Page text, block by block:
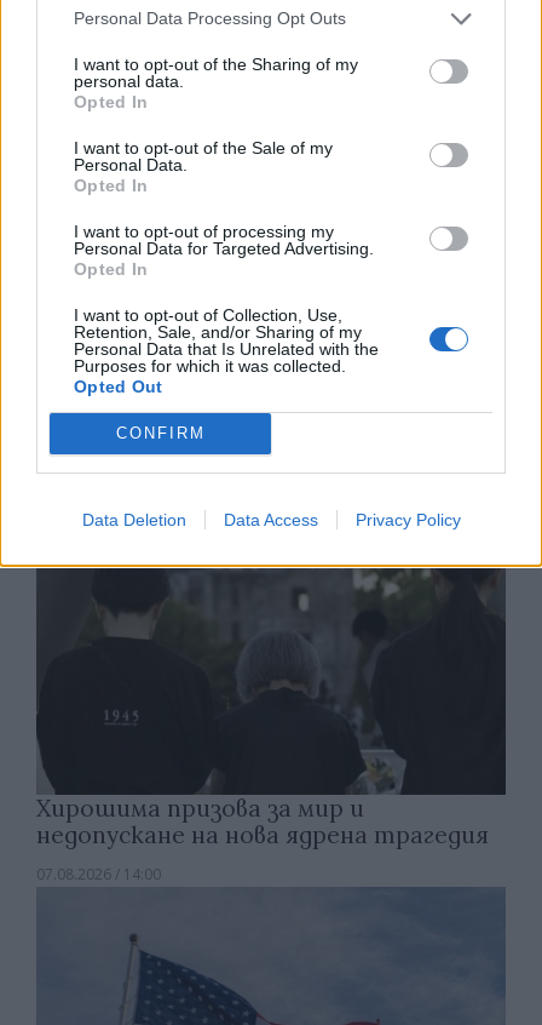
Personal Data Processing Opt Outs
I want to opt-out of the Sharing of my
personal data.
Opted In
I want to opt-out of the Sale of my
Personal Data.
Opted In
I want to opt-out of processing my
Personal Data for Targeted Advertising.
Opted In
I want to opt-out of Collection, Use,
Retention, Sale, and/or Sharing of my
Personal Data that Is Unrelated with the
Purposes for which it was collected.
Opted Out
CONFIRM
Data Deletion Data Access Privacy Policy
Франция ще забрани рекламните
обаждания без съгласието на
абонатите от 11 август
07.08.2026 / 14:30
Хирошима призова за мир и
недопускане на нова ядрена трагедия
07.08.2026 / 14:00